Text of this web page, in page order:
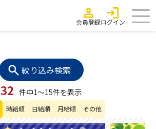
会員登録ログイン
絞り込み検索
32 件中1～15件を表示
時給順 日給順 月給順 その他